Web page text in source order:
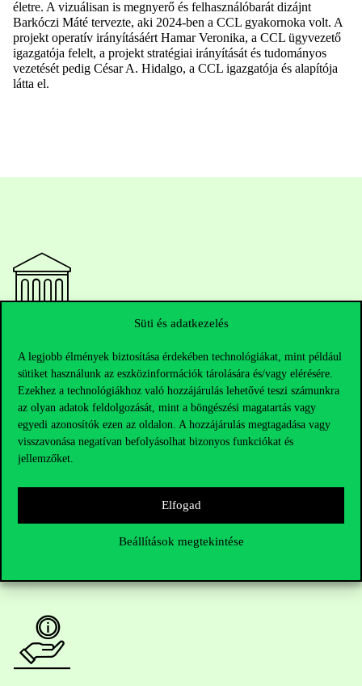
Süti és adatkezelés
A legjobb élmények biztosítása érdekében technológiákat, mint például
sütiket használunk az eszközinformációk tárolására és/vagy elérésére.
Ezekhez a technológiákhoz való hozzájárulás lehetővé teszi számunkra
az olyan adatok feldolgozását, mint a böngészési magatartás vagy
egyedi azonosítók ezen az oldalon. A hozzájárulás megtagadása vagy
visszavonása negatívan befolyásolhat bizonyos funkciókat és
jellemzőket.
Elfogad
Beállítások megtekintése
életre. A vizuálisan is megnyerő és felhasználóbarát dizájnt
Barkóczi Máté tervezte, aki 2024-ben a CCL gyakornoka volt. A
projekt operatív irányításáért Hamar Veronika, a CCL ügyvezető
igazgatója felelt, a projekt stratégiai irányítását és tudományos
vezetését pedig César A. Hidalgo, a CCL igazgatója és alapítója
látta el.
Telefonszám:+36 1 482 5000
Kérdésed van a felvételivel kapcsolatban?
HUB jelenlegi hallgatóinknak